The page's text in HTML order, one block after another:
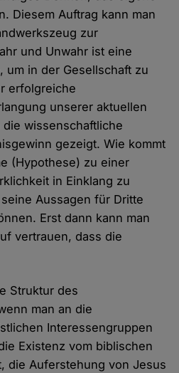
Diesem Auftrag kann man
zur
und Unwahr ist eine
um in der Gesellschaft zu
erfolgreiche
unserer aktuellen
wissenschaftliche
gezeigt. Wie kommt
(Hypothese) zu einer
in Einklang zu
Aussagen für Dritte
Erst dann kann man
vertrauen, dass die
Struktur des
man an die
Interessengruppen
Existenz vom biblischen
die Auferstehung von Jesus